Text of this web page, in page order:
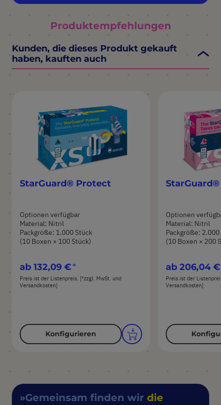
Produktempfehlungen
Kunden, die dieses Produkt gekauft
haben, kauften auch
StarGuard® Protect
Optionen verfügbar
Material: Nitril
Packgröße: 1.000 Stück
(10 Boxen × 100 Stück)
ab 132,09 €
Preis ist der Listenpreis. [*zzgl. MwSt. und
Versandkosten]
Konfigurieren
Optionen
Material: Nitril
Packgröße:
(10 Boxen × 200
ab 206,04 €
Preis ist der
Versandkosten]
Gemeinsam finden wir die